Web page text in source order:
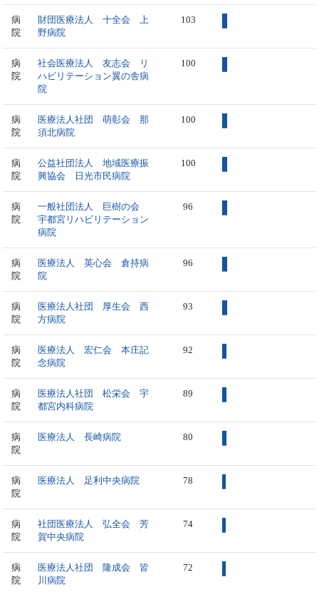
病
院
財団医療法人 十全会 上
野病院
103
病
院
社会医療法人 友志会 リ
ハビリテーション翼の舎病
院
100
病
院
医療法人社団 萌彰会 那
須北病院
100
病
院
公益社団法人 地域医療振
興協会 日光市民病院
100
病
院
一般社団法人 巨樹の会
宇都宮リハビリテーション
病院
96
病
院
医療法人 英心会 倉持病
院
96
病
院
医療法人社団 厚生会 西
方病院
93
病
院
医療法人 宏仁会 本庄記
念病院
92
病
院
医療法人社団 松栄会 宇
都宮内科病院
89
病
院
医療法人 長崎病院 80
病
院
医療法人 足利中央病院 78
病
院
社団医療法人 弘全会 芳
賀中央病院
74
病
院
医療法人社団 隆成会 皆
川病院
72